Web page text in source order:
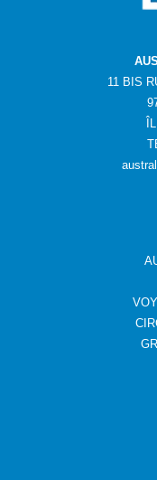
11 BIS